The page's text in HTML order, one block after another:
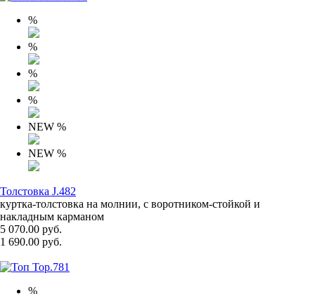
%
%
%
%
NEW %
NEW %
Толстовка J.482
куртка-толстовка на молнии, с воротником-стойкой и
накладным карманом
5 070.00 руб.
1 690.00 руб.
%